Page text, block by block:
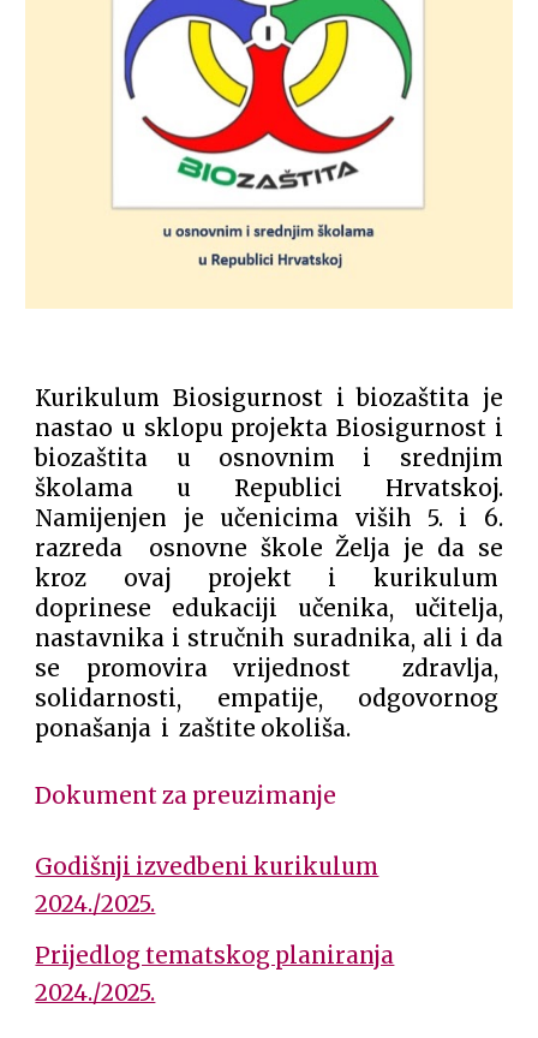
Kurikulum Biosigurnost i biozaštita je
nastao u sklopu projekta Biosigurnost i
biozaštita u osnovnim i srednjim
školama u Republici Hrvatskoj.
Namijenjen je učenicima viših 5. i 6.
razreda osnovne škole Želja je da se
kroz ovaj projekt i kurikulum
doprinese edukaciji učenika, učitelja,
nastavnika i stručnih suradnika, ali i da
se promovira vrijednost zdravlja,
solidarnosti, empatije, odgovornog
ponašanja i zaštite okoliša.
Dokument za preuzimanje
Godišnji izvedbeni kurikulum
2024./2025.
Prijedlog tematskog planiranja
2024./2025.